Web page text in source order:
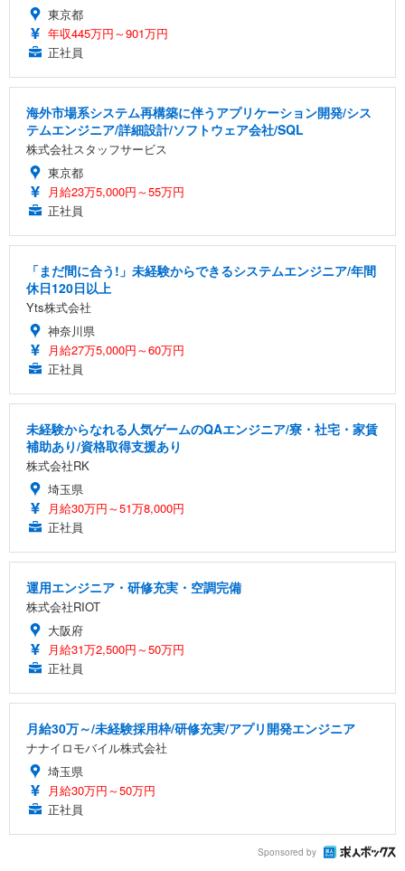
東京都
年収445万円～901万円
正社員
海外市場系システム再構築に伴うアプリケーション開発/シス
テムエンジニア/詳細設計/ソフトウェア会社/SQL
株式会社スタッフサービス
東京都
月給23万5,000円～55万円
正社員
「まだ間に合う!」未経験からできるシステムエンジニア/年間
休日120日以上
Yts株式会社
神奈川県
月給27万5,000円～60万円
正社員
未経験からなれる人気ゲームのQAエンジニア/寮・社宅・家賃
補助あり/資格取得支援あり
株式会社RK
埼玉県
月給30万円～51万8,000円
正社員
運用エンジニア・研修充実・空調完備
株式会社RIOT
大阪府
月給31万2,500円～50万円
正社員
月給30万～/未経験採用枠/研修充実/アプリ開発エンジニア
ナナイロモバイル株式会社
埼玉県
月給30万円～50万円
正社員
Sponsored by